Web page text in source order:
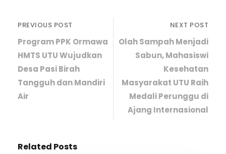
PREVIOUS POST
Program PPK Ormawa
HMTS UTU Wujudkan
Desa Pasi Birah
Tangguh dan Mandiri
Air
NEXT POST
Olah Sampah Menjadi
Sabun, Mahasiswi
Kesehatan
Masyarakat UTU Raih
Medali Perunggu di
Ajang Internasional
Related Posts